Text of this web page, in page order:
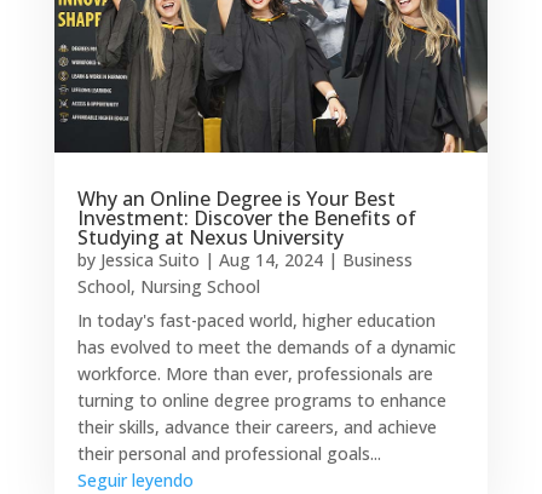
Why an Online Degree is Your Best
Investment: Discover the Benefits of
Studying at Nexus University
by Jessica Suito | Aug 14, 2024| Business
School, Nursing School
In today's fast-paced world, higher education
has evolved to meet the demands of a dynamic
workforce. More than ever, professionals are
turning to online degree programs to enhance
their skills, advance their careers, and achieve
their personal and professional goals...
Seguir leyendo